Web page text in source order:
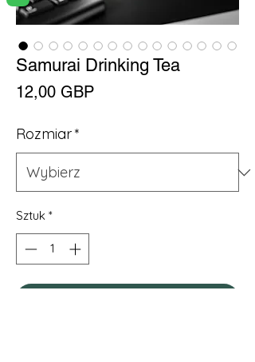
Samurai Drinking Tea
12,00 GBPCena
Rozmiar*
Sztuk *